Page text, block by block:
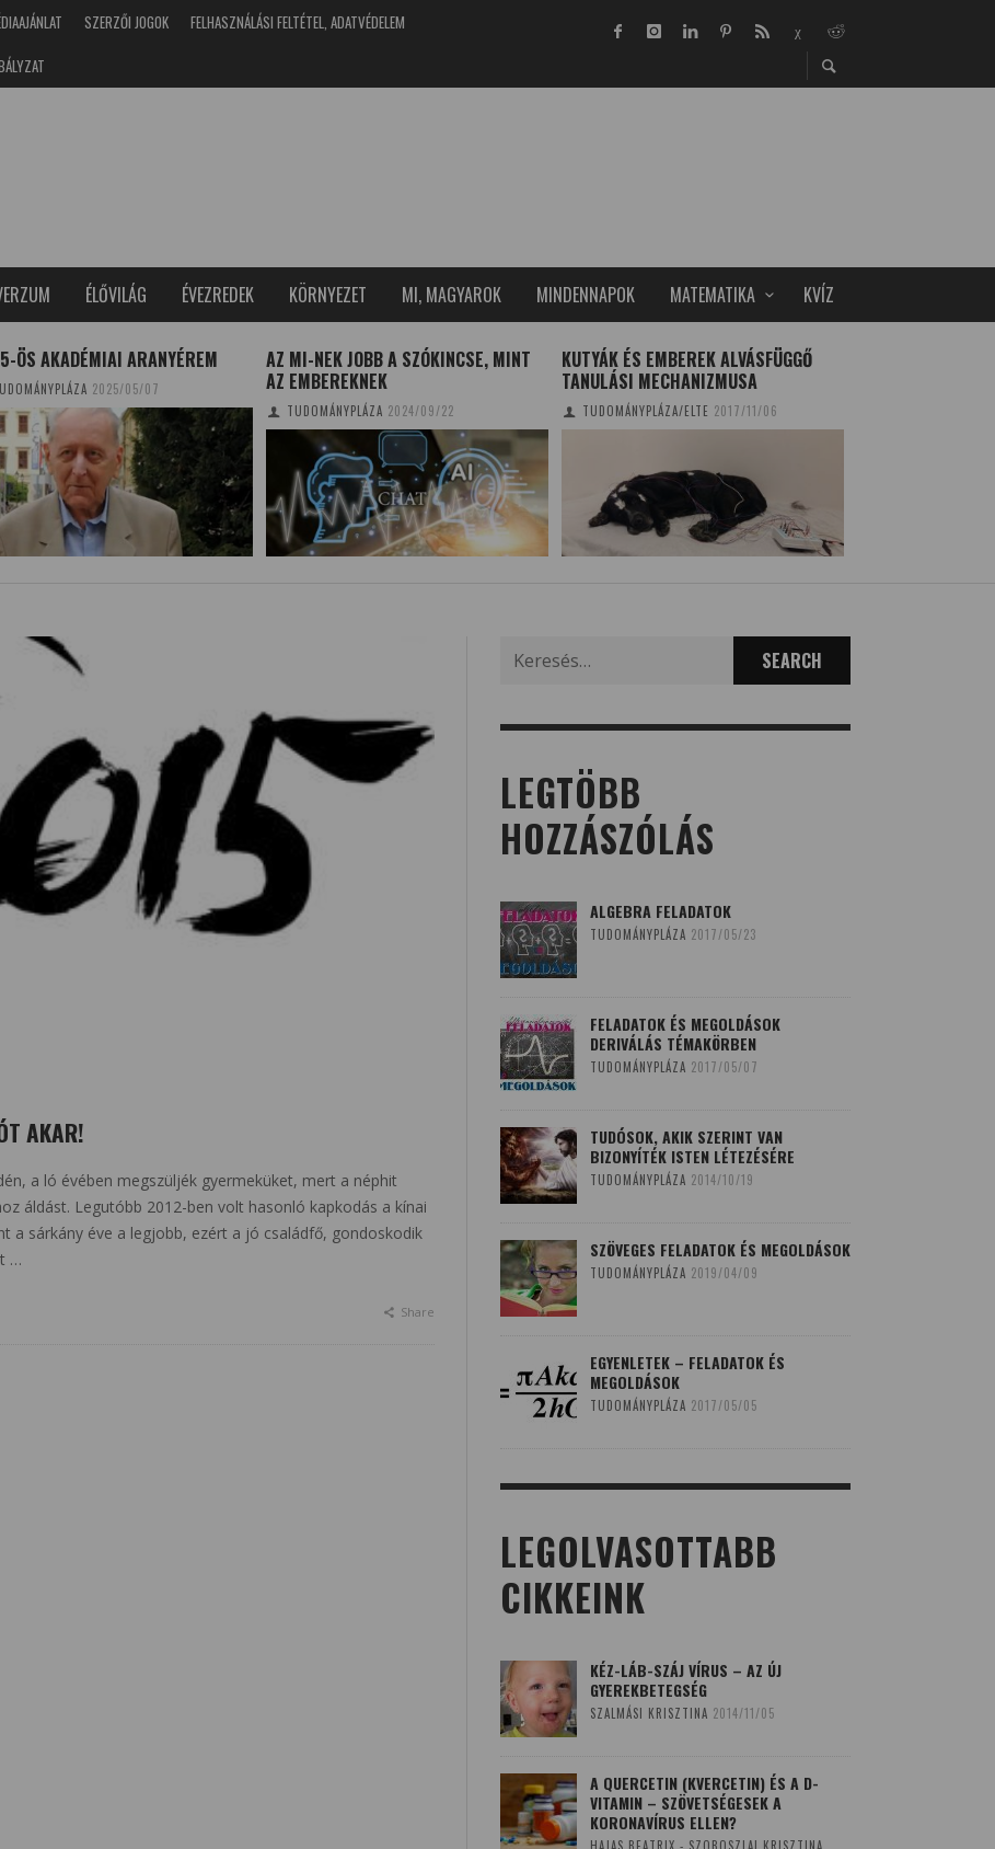
SZERZŐI JOGOK
FELHASZNÁLÁSI FELTÉTEL, ADATVÉDELEM
ÉLŐVILÁG ÉVEZREDEK KÖRNYEZET MI, MAGYAROK MINDENNAPOK MATEMATIKA KVÍZ
ÖS AKADÉMIAI ARANYÉREM
2025/05/07
AZ MI-NEK JOBB A SZÓKINCSE, MINT
AZ EMBEREKNEK
TUDOMÁNYPLÁZA 2024/09/22
KUTYÁK ÉS EMBEREK ALVÁSFÜGGŐ
TANULÁSI MECHANIZMUSA
TUDOMÁNYPLÁZA/ELTE 2017/11/06
AKAR!
a ló évében megszüljék gyermeküket, mert a néphit
áldást. Legutóbb 2012-ben volt hasonló kapkodás a kínai
a sárkány éve a legjobb, ezért a jó családfő, gondoskodik
…
Share
for:
LEGTÖBB
HOZZÁSZÓLÁS
ALGEBRA FELADATOK
TUDOMÁNYPLÁZA 2017/05/23
FELADATOK ÉS MEGOLDÁSOK
DERIVÁLÁS TÉMAKÖRBEN
TUDOMÁNYPLÁZA 2017/05/07
TUDÓSOK, AKIK SZERINT VAN
BIZONYÍTÉK ISTEN LÉTEZÉSÉRE
TUDOMÁNYPLÁZA 2014/10/19
SZÖVEGES FELADATOK ÉS MEGOLDÁSOK
TUDOMÁNYPLÁZA 2019/04/09
EGYENLETEK – FELADATOK ÉS
MEGOLDÁSOK
TUDOMÁNYPLÁZA 2017/05/05
LEGOLVASOTTABB
CIKKEINK
KÉZ-LÁB-SZÁJ VÍRUS – AZ ÚJ
GYEREKBETEGSÉG
SZALMÁSI KRISZTINA 2014/11/05
A QUERCETIN (KVERCETIN) ÉS A D-
VITAMIN – SZÖVETSÉGESEK A
KORONAVÍRUS ELLEN?
HAJAS BEATRIX - SZOBOSZLAI KRISZTINA